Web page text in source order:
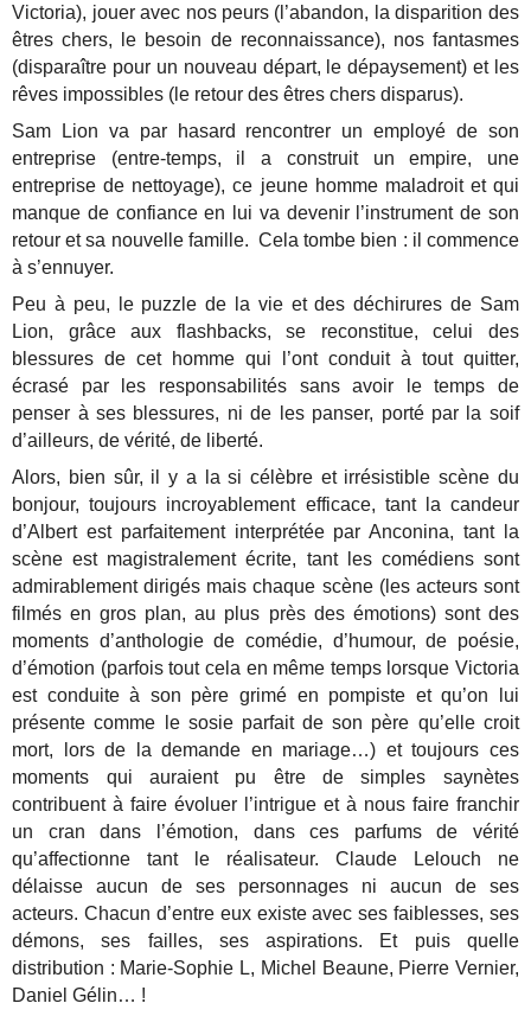
Victoria), jouer avec nos peurs (l’abandon, la disparition des
êtres chers, le besoin de reconnaissance), nos fantasmes
(disparaître pour un nouveau départ, le dépaysement) et les
rêves impossibles (le retour des êtres chers disparus).
Sam Lion va par hasard rencontrer un employé de son
entreprise (entre-temps, il a construit un empire, une
entreprise de nettoyage), ce jeune homme maladroit et qui
manque de confiance en lui va devenir l’instrument de son
retour et sa nouvelle famille. Cela tombe bien : il commence
à s’ennuyer.
Peu à peu, le puzzle de la vie et des déchirures de Sam
Lion, grâce aux flashbacks, se reconstitue, celui des
blessures de cet homme qui l’ont conduit à tout quitter,
écrasé par les responsabilités sans avoir le temps de
penser à ses blessures, ni de les panser, porté par la soif
d’ailleurs, de vérité, de liberté.
Alors, bien sûr, il y a la si célèbre et irrésistible scène du
bonjour, toujours incroyablement efficace, tant la candeur
d’Albert est parfaitement interprétée par Anconina, tant la
scène est magistralement écrite, tant les comédiens sont
admirablement dirigés mais chaque scène (les acteurs sont
filmés en gros plan, au plus près des émotions) sont des
moments d’anthologie de comédie, d’humour, de poésie,
d’émotion (parfois tout cela en même temps lorsque Victoria
est conduite à son père grimé en pompiste et qu’on lui
présente comme le sosie parfait de son père qu’elle croit
mort, lors de la demande en mariage…) et toujours ces
moments qui auraient pu être de simples saynètes
contribuent à faire évoluer l’intrigue et à nous faire franchir
un cran dans l’émotion, dans ces parfums de vérité
qu’affectionne tant le réalisateur. Claude Lelouch ne
délaisse aucun de ses personnages ni aucun de ses
acteurs. Chacun d’entre eux existe avec ses faiblesses, ses
démons, ses failles, ses aspirations. Et puis quelle
distribution : Marie-Sophie L, Michel Beaune, Pierre Vernier,
Daniel Gélin… !